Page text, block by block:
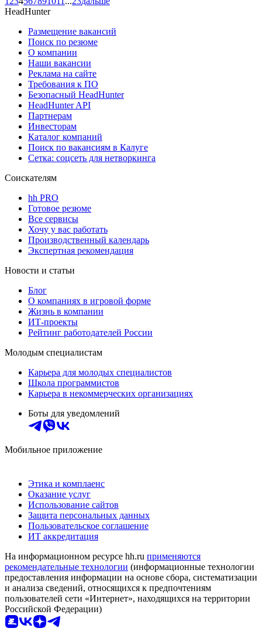
HeadHunter
Размещение вакансий
Поиск по резюме
О компании
Наши вакансии
Реклама на сайте
Требования к ПО
Безопасный HeadHunter
HeadHunter API
Партнерам
Инвесторам
Каталог компаний
Поиск по вакансиям в Калуге
Сетка: соцсеть для нетворкинга
Соискателям
hh PRO
Готовое резюме
Все сервисы
Хочу у вас работать
Производственный календарь
Экспертная рекомендация
Новости и статьи
Блог
О компаниях в игровой форме
Жизнь в компании
ИТ-проекты
Рейтинг работодателей России
Молодым специалистам
Карьера для молодых специалистов
Школа программистов
Карьера в некоммерческих организациях
Боты для уведомлений
Мобильное приложение
Этика и комплаенс
Оказание услуг
Использование сайтов
Защита персональных данных
Пользовательское соглашение
ИТ аккредитация
На информационном ресурсе hh.ru применяются
рекомендательные технологии (информационные технологии
предоставления информации на основе сбора, систематизации
и анализа сведений, относящихся к предпочтениям
пользователей сети «Интернет», находящихся на территории
Российской Федерации)